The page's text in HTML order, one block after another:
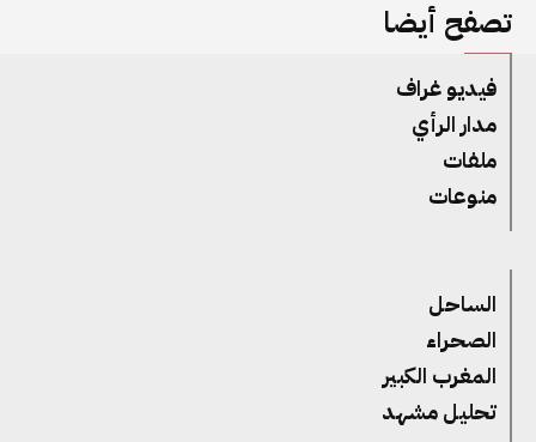
تصفح أيضا
فيديو غراف
مدار الرأي
ملفات
منوعات
الساحل
الصحراء
المغرب الكبير
تحليل مشهد